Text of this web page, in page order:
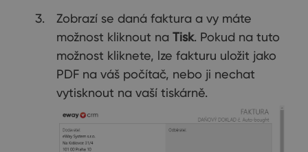
Zobrazí se daná faktura a vy máte
možnost kliknout na Tisk. Pokud na tuto
možnost kliknete, lze fakturu uložit jako
PDF na váš počítač, nebo ji nechat
vytisknout na vaší tiskárně.